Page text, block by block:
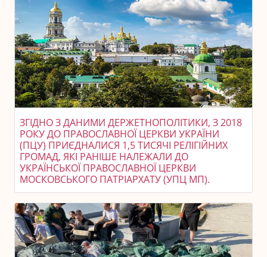
ЗГІДНО З ДАНИМИ ДЕРЖЕТНОПОЛІТИКИ, З 2018
РОКУ ДО ПРАВОСЛАВНОЇ ЦЕРКВИ УКРАЇНИ
(ПЦУ) ПРИЄДНАЛИСЯ 1,5 ТИСЯЧІ РЕЛІГІЙНИХ
ГРОМАД, ЯКІ РАНІШЕ НАЛЕЖАЛИ ДО
УКРАЇНСЬКОЇ ПРАВОСЛАВНОЇ ЦЕРКВИ
МОСКОВСЬКОГО ПАТРІАРХАТУ (УПЦ МП).